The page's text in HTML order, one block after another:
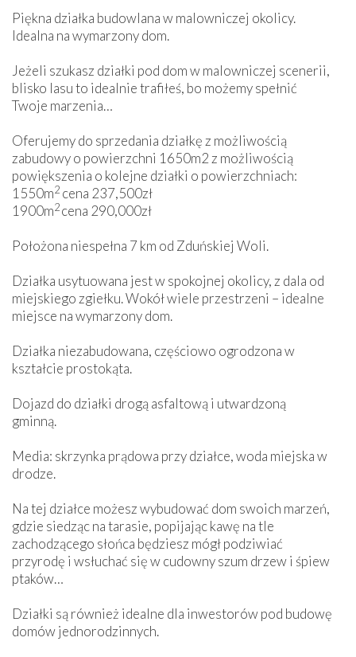
Piękna działka budowlana w malowniczej okolicy.
Idealna na wymarzony dom.
Jeżeli szukasz działki pod dom w malowniczej scenerii,
blisko lasu to idealnie trafiłeś, bo możemy spełnić
Twoje marzenia…
Oferujemy do sprzedania działkę z możliwością
zabudowy o powierzchni 1650m2 z możliwością
powiększenia o kolejne działki o powierzchniach:
1550m2 cena 237,500zł
1900m2cena 290,000zł
Położona niespełna 7 km od Zduńskiej Woli.
Działka usytuowana jest w spokojnej okolicy, z dala od
miejskiego zgiełku. Wokół wiele przestrzeni – idealne
miejsce na wymarzony dom.
Działka niezabudowana, częściowo ogrodzona w
kształcie prostokąta.
Dojazd do działki drogą asfaltową i utwardzoną
gminną.
Media: skrzynka prądowa przy działce, woda miejska w
drodze.
Na tej działce możesz wybudować dom swoich marzeń,
gdzie siedząc na tarasie, popijając kawę na tle
zachodzącego słońca będziesz mógł podziwiać
przyrodę i wsłuchać się w cudowny szum drzew i śpiew
ptaków…
Działki są również idealne dla inwestorów pod budowę
domów jednorodzinnych.